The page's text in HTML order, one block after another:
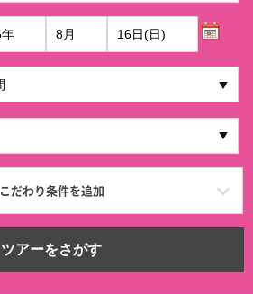
こだわり条件を追加
ツアーをさがす